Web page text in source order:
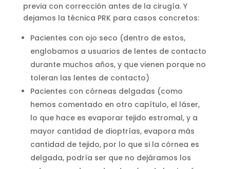
previa con corrección antes de la cirugía. Y
dejamos la técnica PRK para casos concretos:
Pacientes con ojo seco (dentro de estos,
englobamos a usuarios de lentes de contacto
durante muchos años, y que vienen porque no
toleran las lentes de contacto)
Pacientes con córneas delgadas (como
hemos comentado en otro capítulo, el láser,
lo que hace es evaporar tejido estromal, y a
mayor cantidad de dioptrías, evapora más
cantidad de tejido, por lo que si la córnea es
delgada, podría ser que no dejáramos los